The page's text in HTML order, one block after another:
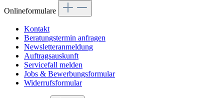
Onlineformulare
Kontakt
Beratungstermin anfragen
Newsletteranmeldung
Auftragsauskunft
Servicefall melden
Jobs & Bewerbungsformular
Widerrufsformular